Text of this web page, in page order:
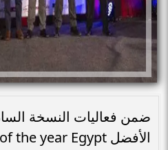
ضمن فعاليات النسخة